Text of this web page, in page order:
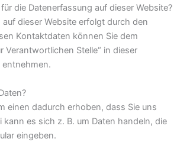
die Datenerfassung auf dieser Website?
auf dieser Website erfolgt durch den
Kontaktdaten können Sie dem
Verantwortlichen Stelle“ in dieser
einen dadurch erhoben, dass Sie uns
kann es sich z. B. um Daten handeln, die
eingeben.